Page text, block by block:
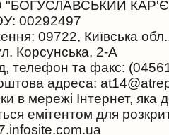
00292497
09722, Київська
Корсунська, 2-А
телефон та факс:
адреса:
в мережі Інтернет, яка
емітентом для